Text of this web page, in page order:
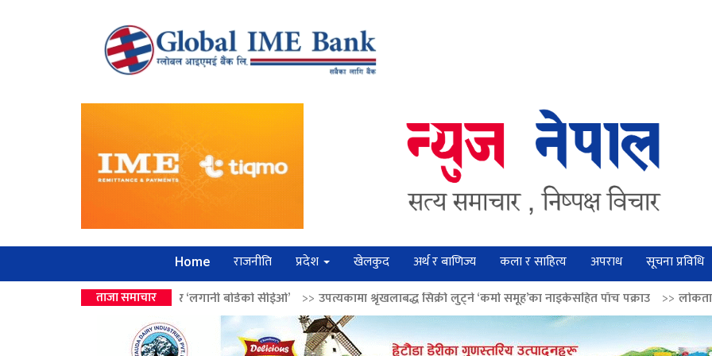
Home राजनीति प्रदेश खेलकुद अर्थ र बाणिज्य कला र साहित्य अपराध सूचना प्रविधि
ताजा समाचार
उपहार ‘लगानी बोर्डको सीईओ’ >>उपत्यकामा श्रृंखलाबद्ध सिक्री लुट्ने ‘कर्मा समूह’का नाइकेसहित पाँच पक्राउ >>लोकतान्त्रिक मूल्य सुदृढ